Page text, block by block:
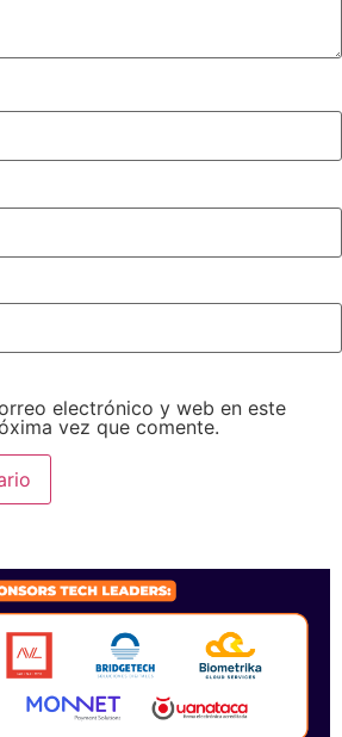
electrónico y web en este
vez que comente.